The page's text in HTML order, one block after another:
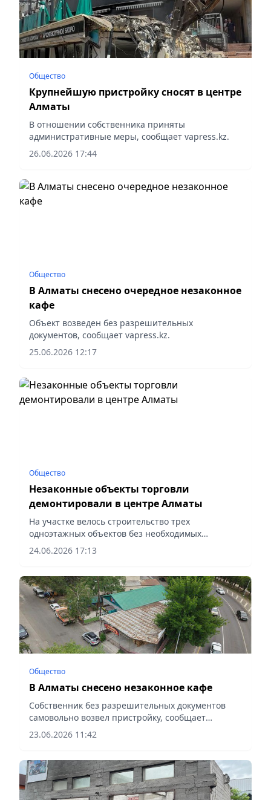
Общество
Крупнейшую пристройку сносят в центре
Алматы
В отношении собственника приняты
административные меры, сообщает vapress.kz.
26.06.2026 17:44
Общество
В Алматы снесено очередное незаконное
кафе
Объект возведен без разрешительных
документов, сообщает vapress.kz.
25.06.2026 12:17
Общество
Незаконные объекты торговли
демонтировали в центре Алматы
На участке велось строительство трех
одноэтажных объектов без необходимых
разрешительных документов, сообщает
vapress.kz.
24.06.2026 17:13
Общество
В Алматы снесено незаконное кафе
Собственник без разрешительных документов
самовольно возвел пристройку, сообщает
vapress.kz.
23.06.2026 11:42